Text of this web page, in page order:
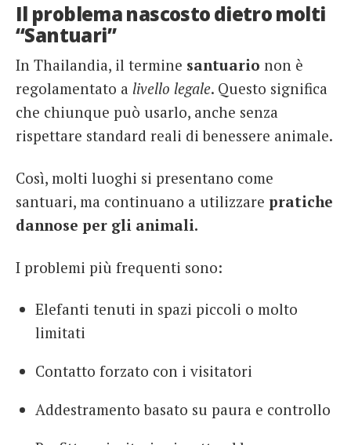
Il problema nascosto dietro molti
“Santuari”
In Thailandia, il termine santuario non è
regolamentato a livello legale. Questo significa
che chiunque può usarlo, anche senza
rispettare standard reali di benessere animale.
Così, molti luoghi si presentano come
santuari, ma continuano a utilizzare pratiche
dannose per gli animali.
I problemi più frequenti sono:
Elefanti tenuti in spazi piccoli o molto
limitati
Contatto forzato con i visitatori
Addestramento basato su paura e controllo